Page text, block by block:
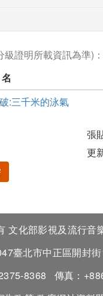
證明所載資訊為準)：
:三千米的泳氣
張
更
文化部影視及流行音
臺北市中正區開封
8368
傳真：